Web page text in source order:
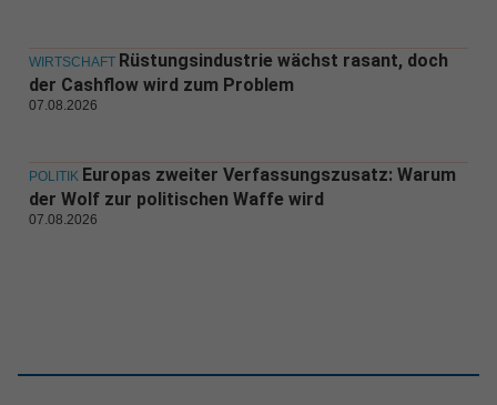
WIRTSCHAFT Rüstungsindustrie wächst rasant, doch
der Cashflow wird zum Problem
07.08.2026
POLITIK Europas zweiter Verfassungszusatz: Warum
der Wolf zur politischen Waffe wird
07.08.2026